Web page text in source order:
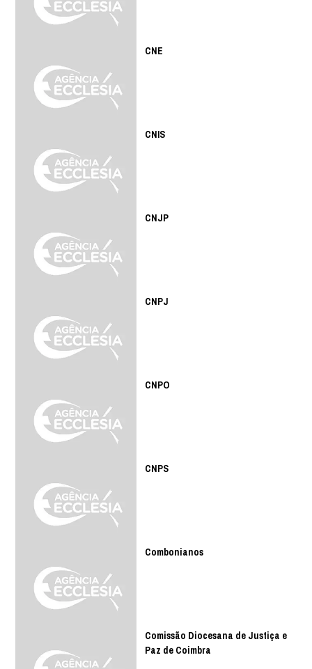
CNE
CNIS
CNJP
CNPJ
CNPO
CNPS
Combonianos
Comissão Diocesana de Justiça e
Paz de Coimbra